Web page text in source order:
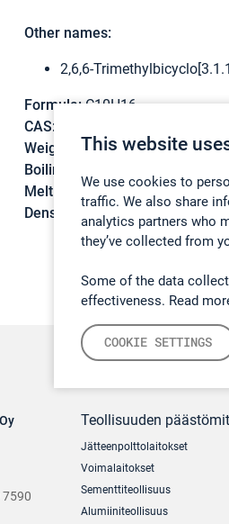
This website
We use cookies to
traffic. We also share
analytics partners who
they’ve collected from
Some of the data
effectiveness. Read
COOKIE SETTINGS
Other names:
2,6,6-
Formula: C10H16
CAS:
Weight:
136,24 g/mol
Boiling point:
Melting point:-55 °C
Density:
0,858 g/cm3
7590
Teollisuuden
Jätteenpolttolaitokset
Voimalaitokset
Sementtiteollisuus
Alumiiniteollisuus